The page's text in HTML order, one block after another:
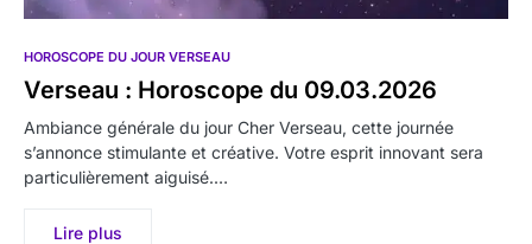
HOROSCOPE DU JOUR VERSEAU
Verseau : Horoscope du 09.03.2026
Ambiance générale du jour Cher Verseau, cette journée
s’annonce stimulante et créative. Votre esprit innovant sera
particulièrement aiguisé.…
Lire plus